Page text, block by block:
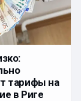
тарифы на
в Риге